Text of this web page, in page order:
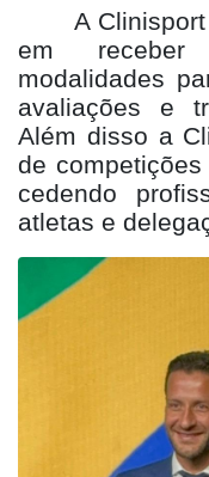
A
em
modalidades
avaliações e
Além disso a
de
cedendo
atletas e